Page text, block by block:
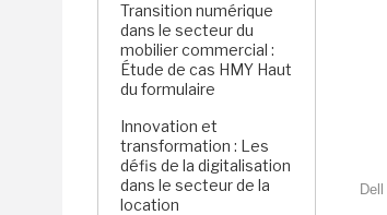
Transition numérique
dans le secteur du
mobilier commercial :
Étude de cas HMY Haut
du formulaire
Innovation et
transformation : Les
défis de la digitalisation
dans le secteur de la
location